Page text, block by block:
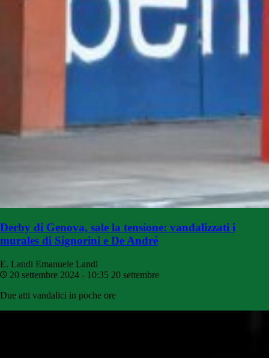
Derby di Genova, sale la tensione: vandalizzati i
murales di Signorini e De André
E. Landi Emanuele Landi
20 settembre 2024 - 10:35 20 settembre
Due atti vandalici in poche ore